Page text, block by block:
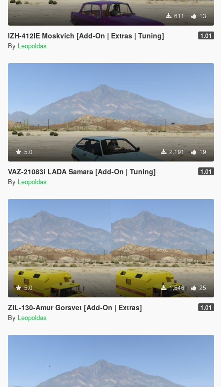
611 13
IZH-412IE Moskvich [Add-On | Extras | Tuning] 1.01
By Leopoldas
5.0 2,191 19
VAZ-21083i LADA Samara [Add-On | Tuning] 1.01
By Leopoldas
5.0 1,546 25
ZIL-130-Amur Gorsvet [Add-On | Extras] 1.01
By Leopoldas